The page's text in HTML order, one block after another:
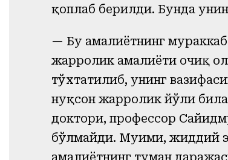
қоплаб берилди. Бунда
— Бу амалиётнинг
жарроҳлик амалиёти очиқ
тўхтатилиб, унинг
нуқсон жарроҳлик йўли
доктори, профессор
бўлмайди. Муҳими, жиддий
амалиётнинг туман